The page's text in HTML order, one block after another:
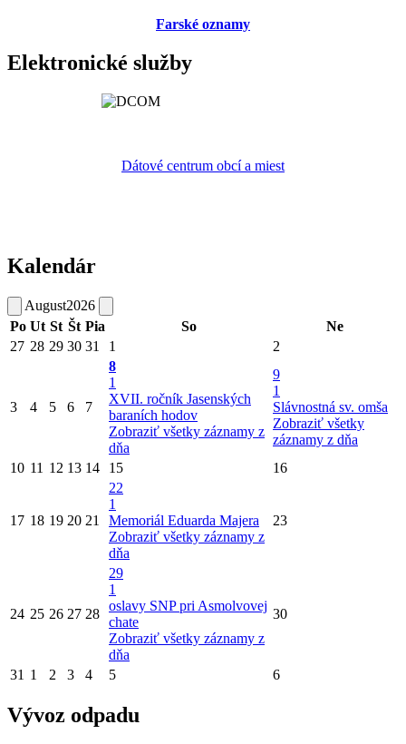
Farské oznamy
Elektronické služby
Dátové centrum obcí a miest
Kalendár
August2026
Po Ut St Št Pia So
Ne
27 28 29 30 31 1 2
3 4 5 6 7
8
1
XVII. ročník Jasenských
baraních hodov
Zobraziť všetky záznamy z
dňa
9
1
Slávnostná sv. omša
Zobraziť všetky
záznamy z dňa
10 11 12 13 14 15 16
17 18 19 20 21
22
1
Memoriál Eduarda Majera
Zobraziť všetky záznamy z
dňa
23
24 25 26 27 28
29
1
oslavy SNP pri Asmolvovej
chate
Zobraziť všetky záznamy z
dňa
30
31 1 2 3 4 5 6
Vývoz odpadu